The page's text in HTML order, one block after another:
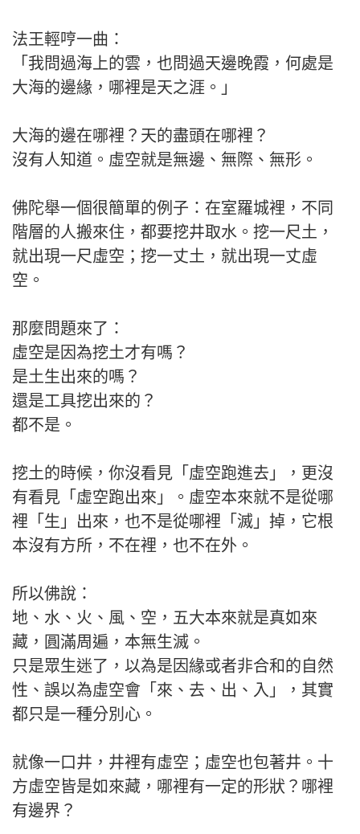
法王輕哼一曲：
「我問過海上的雲，也問過天邊晚霞，何處是
大海的邊緣，哪裡是天之涯。」
大海的邊在哪裡？天的盡頭在哪裡？
沒有人知道。虛空就是無邊、無際、無形。
佛陀舉一個很簡單的例子：在室羅城裡，不同
階層的人搬來住，都要挖井取水。挖一尺土，
就出現一尺虛空；挖一丈土，就出現一丈虛
空。
那麼問題來了：
虛空是因為挖土才有嗎？
是土生出來的嗎？
還是工具挖出來的？
都不是。
挖土的時候，你沒看見「虛空跑進去」，更沒
有看見「虛空跑出來」。虛空本來就不是從哪
裡「生」出來，也不是從哪裡「滅」掉，它根
本沒有方所，不在裡，也不在外。
所以佛說：
地、水、火、風、空，五大本來就是真如來
藏，圓滿周遍，本無生滅。
只是眾生迷了，以為是因緣或者非合和的自然
性、誤以為虛空會「來、去、出、入」，其實
都只是一種分別心。
就像一口井，井裡有虛空；虛空也包著井。十
方虛空皆是如來藏，哪裡有一定的形狀？哪裡
有邊界？